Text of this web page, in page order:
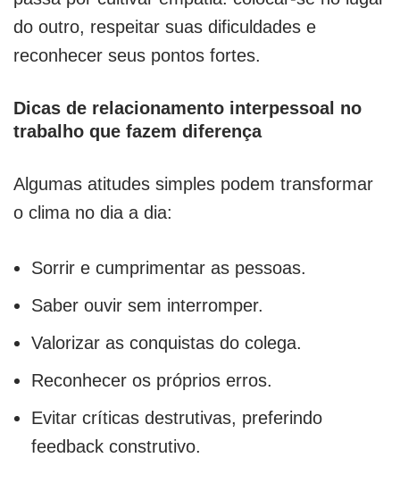
do outro, respeitar suas dificuldades e
reconhecer seus pontos fortes.
Dicas de relacionamento interpessoal no
trabalho que fazem diferença
Algumas atitudes simples podem transformar
o clima no dia a dia:
Sorrir e cumprimentar as pessoas.
Saber ouvir sem interromper.
Valorizar as conquistas do colega.
Reconhecer os próprios erros.
Evitar críticas destrutivas, preferindo
feedback construtivo.